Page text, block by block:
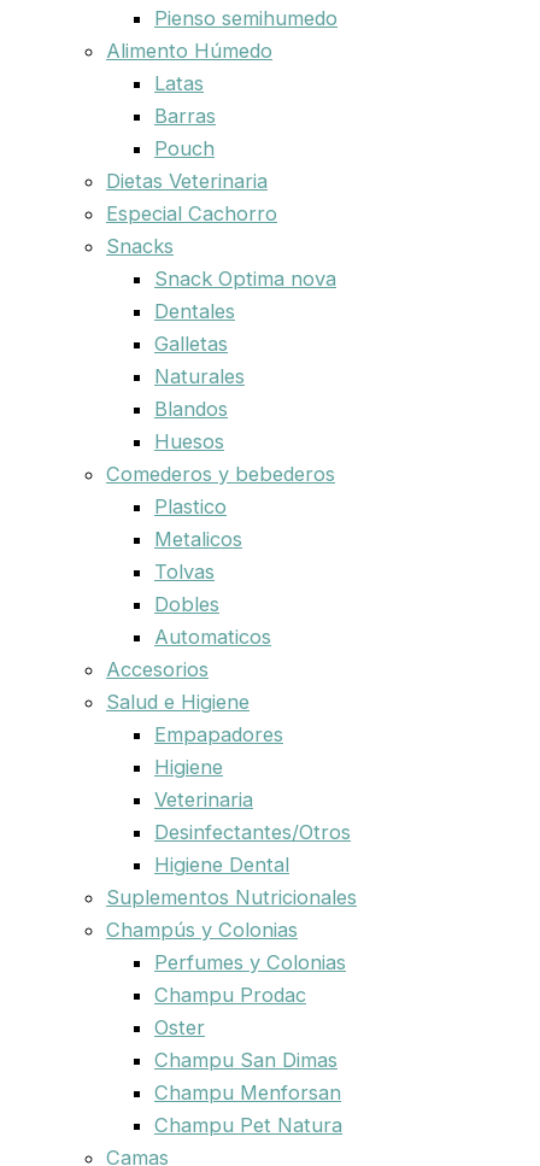
Pienso semihumedo
Alimento Húmedo
Latas
Barras
Pouch
Dietas Veterinaria
Especial Cachorro
Snacks
Snack Optima nova
Dentales
Galletas
Naturales
Blandos
Huesos
Comederos y bebederos
Plastico
Metalicos
Tolvas
Dobles
Automaticos
Accesorios
Salud e Higiene
Empapadores
Higiene
Veterinaria
Desinfectantes/Otros
Higiene Dental
Suplementos Nutricionales
Champús y Colonias
Perfumes y Colonias
Champu Prodac
Oster
Champu San Dimas
Champu Menforsan
Champu Pet Natura
Camas